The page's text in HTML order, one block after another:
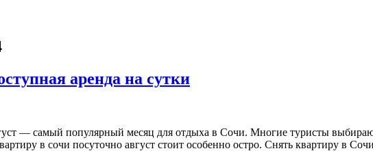
аренда на сутки
— самый популярный месяц для отдыха в Сочи. Многие туристы
в сочи посуточно август стоит особенно остро. Снять квартиру в